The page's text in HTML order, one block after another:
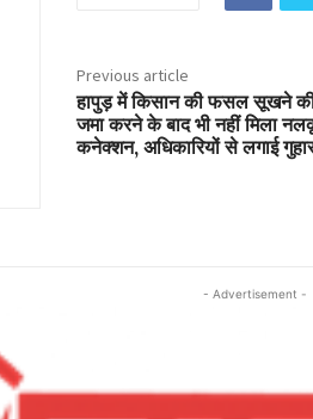
Previous article
हापुड़ में किसान की फसल सूखने की
जमा करने के बाद भी नहीं मिला
कनेक्शन, अधिकारियों से लगाई
- Advertisement -